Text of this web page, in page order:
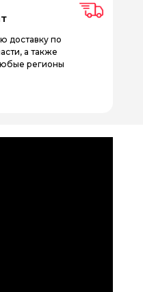
доставку по
а также
регионы